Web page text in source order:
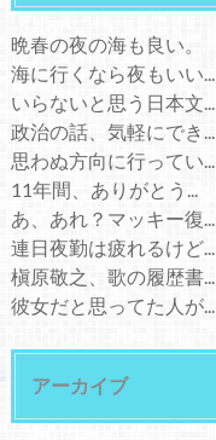
晩春の夜の海も良い。
海に行くなら夜もいい...
いらないと思う日本文...
政治の話、気軽にでき...
思わぬ方向に行ってい...
11年間、ありがとう...
あ、あれ？マッキー復...
連日夜勤は疲れるけど...
槇原敬之、歌の履歴書...
彼女だと思ってた人が...
アーカイブ